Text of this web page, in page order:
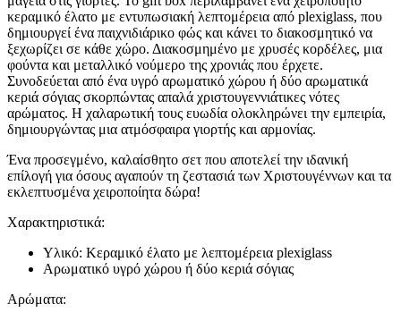
κεραμικό έλατο με εντυπωσιακή λεπτομέρεια από plexiglass, που
δημιουργεί ένα παιχνιδιάρικο φώς και κάνει το διακοσμητικό να
ξεχωρίζει σε κάθε χώρο. Διακοσμημένο με χρυσές κορδέλες, μια
φούντα και μεταλλικό νούμερο της χρονιάς που έρχετε.
Συνοδεύεται από ένα υγρό αρωματικό χώρου ή δύο αρωματικά
κεριά σόγιας σκορπώντας απαλά χριστουγεννιάτικες νότες
αρώματος. Η χαλαρωτική τους ευωδία ολοκληρώνει την εμπειρία,
δημιουργώντας μια ατμόσφαιρα γιορτής και αρμονίας.
Ένα προσεγμένο, καλαίσθητο σετ που αποτελεί την ιδανική
επίλογή για όσους αγαπούν τη ζεστασιά των Χριστουγέννων και τα
εκλεπτυσμένα χειροποίητα δώρα!
Χαρακτηριστικά:
Υλικό: Κεραμικό έλατο με λεπτομέρεια plexiglass
Αρωματικό υγρό χώρου ή δύο κεριά σόγιας
Αρώματα: